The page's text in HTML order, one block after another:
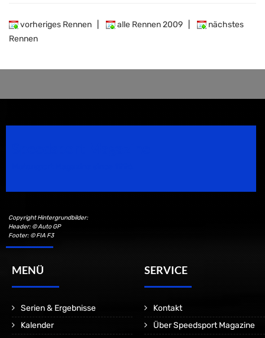
vorheriges Rennen alle Rennen 2009
nächstes
Rennen
Copyright Hintergrundbilder:
Header: © Auto GP
Footer: © FIA F3
MENÜ
Serien & Ergebnisse
Kalender
SERVICE
Kontakt
Über Speedsport Magazine